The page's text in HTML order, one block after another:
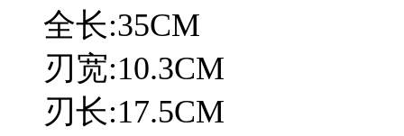
全长:35CM
刃宽:10.3CM
刃长:17.5CM